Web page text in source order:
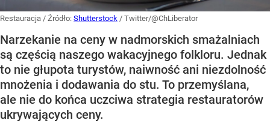
Restauracja / Źródło: Shutterstock / Twitter/@ChLiberator
Narzekanie na ceny w nadmorskich smażalniach
są częścią naszego wakacyjnego folkloru. Jednak
to nie głupota turystów, naiwność ani niezdolność
mnożenia i dodawania do stu. To przemyślana,
ale nie do końca uczciwa strategia restauratorów
ukrywających ceny.